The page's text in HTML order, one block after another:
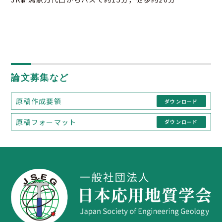
論文募集など
原稿作成要領 ダウンロード
原稿フォーマット ダウンロード